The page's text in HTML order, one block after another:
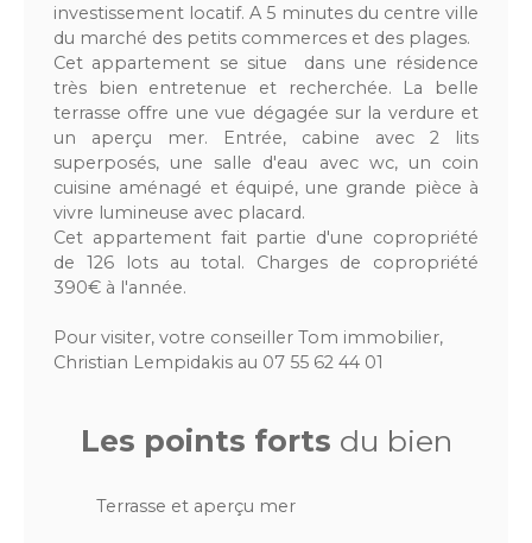
investissement locatif. A 5 minutes du centre ville
du marché des petits commerces et des plages.
Cet appartement se situe dans une résidence
très bien entretenue et recherchée. La belle
terrasse offre une vue dégagée sur la verdure et
un aperçu mer. Entrée, cabine avec 2 lits
superposés, une salle d'eau avec wc, un coin
cuisine aménagé et équipé, une grande pièce à
vivre lumineuse avec placard.
Cet appartement fait partie d'une copropriété
de 126 lots au total. Charges de copropriété
390€ à l'année.
Pour visiter, votre conseiller Tom immobilier,
Christian Lempidakis au 07 55 62 44 01
Les points forts du bien
Terrasse et aperçu mer